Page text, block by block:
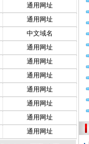
通用网址
通用网址
中文域名
通用网址
通用网址
通用网址
通用网址
通用网址
通用网址
通用网址